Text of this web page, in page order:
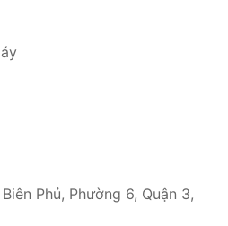
Phủ, Phường 6, Quận 3,